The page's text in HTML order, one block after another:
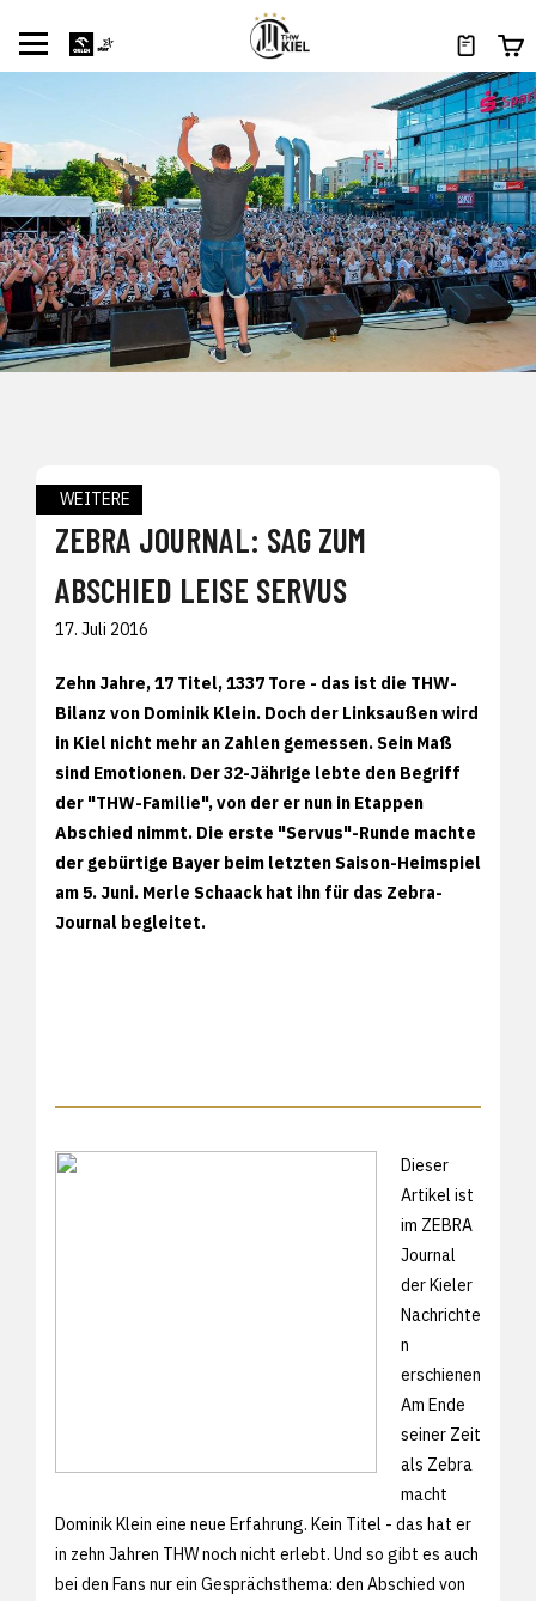
WEITERE
ZEBRA JOURNAL: SAG ZUM
ABSCHIED LEISE SERVUS
17. Juli 2016
Zehn Jahre, 17 Titel, 1337 Tore - das ist die THW-
Bilanz von Dominik Klein. Doch der Linksaußen wird
in Kiel nicht mehr an Zahlen gemessen. Sein Maß
sind Emotionen. Der 32-Jährige lebte den Begriff
der "THW-Familie", von der er nun in Etappen
Abschied nimmt. Die erste "Servus"-Runde machte
der gebürtige Bayer beim letzten Saison-Heimspiel
am 5. Juni. Merle Schaack hat ihn für das Zebra-
Journal begleitet.
Dieser
Artikel ist
im ZEBRA
Journal
der Kieler
Nachrichte
n
erschienen
Am Ende
seiner Zeit
als Zebra
macht
Dominik Klein eine neue Erfahrung. Kein Titel - das hat er
in zehn Jahren THW noch nicht erlebt. Und so gibt es auch
bei den Fans nur ein Gesprächsthema: den Abschied von